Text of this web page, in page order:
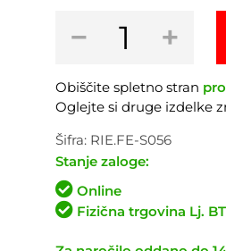
−
RIESEL
Muertos
količina
+
Obiščite spletno stran
Oglejte si druge izdelke
Šifra: RIE.FE-S056
Stanje zaloge:
Online
Fizična trgovina Lj.